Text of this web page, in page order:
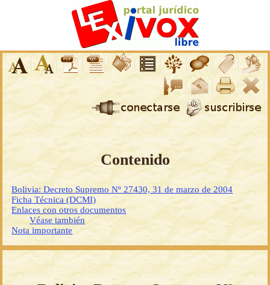
Contenido
Bolivia: Decreto Supremo Nº 27430, 31 de marzo de 2004
Ficha Técnica (DCMI)
Enlaces con otros documentos
Véase también
Nota importante